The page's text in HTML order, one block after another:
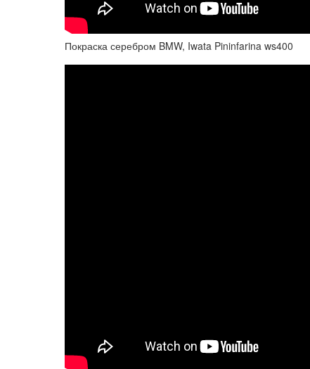
Покраска серебром BMW, Iwata Pininfarina ws400